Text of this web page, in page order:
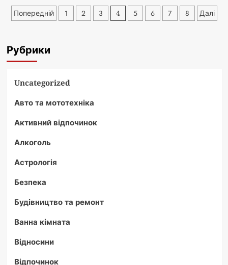
правильно
займатися
всіх
Пагінація
Попередній 1 2 3 4 5 6 7 8 Далі
Рубрики
Uncategorized
Авто та мототехніка
Активний відпочинок
Алкоголь
Астрологія
Безпека
Будівництво та ремонт
Ванна кімната
Відносини
Відпочинок